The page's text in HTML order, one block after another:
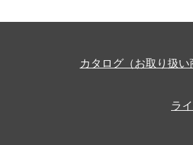
カタログ（お取り扱い
ラ